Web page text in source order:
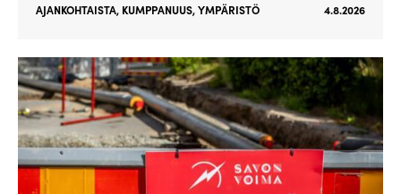
AJANKOHTAISTA, KUMPPANUUS,YMPÄRISTÖ 4.8.2026